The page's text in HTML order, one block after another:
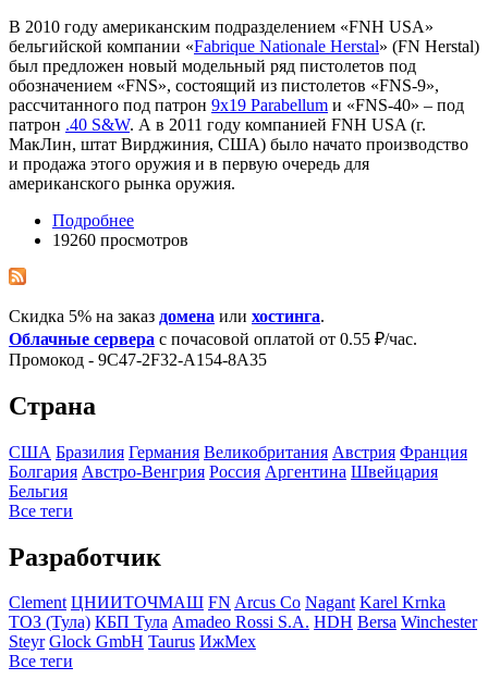
В 2010 году американским подразделением «FNH USA»
бельгийской компании «Fabrique Nationale Herstal» (FN Herstal)
был предложен новый модельный ряд пистолетов под
обозначением «FNS», состоящий из пистолетов «FNS-9»,
рассчитанного под патрон 9x19 Parabellum и «FNS-40» – под
патрон .40 S&W. А в 2011 году компанией FNH USA (г.
МакЛин, штат Вирджиния, США) было начато производство
и продажа этого оружия и в первую очередь для
американского рынка оружия.
Подробнее
19260 просмотров
Скидка 5% на заказ домена или хостинга.
Облачные сервера с почасовой оплатой от 0.55 ₽/час.
Промокод - 9C47-2F32-A154-8A35
Страна
США Бразилия Германия Великобритания Австрия Франция
Болгария Австро-Венгрия Росcия Аргентина Швейцария
Бельгия
Все теги
Разработчик
Clement ЦНИИТОЧМАШ FN Arcus Co Nagant Karel Krnka
ТОЗ (Тула) КБП Тула Amadeo Rossi S.A. HDH Bersa Winchester
Steyr Glock GmbH Taurus ИжМех
Все теги